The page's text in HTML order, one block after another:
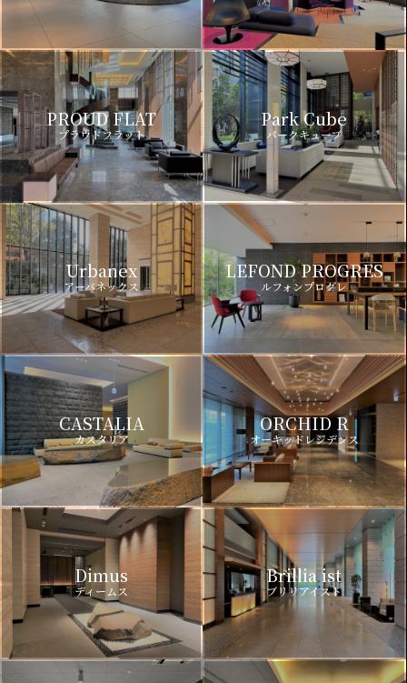
PROUD FLAT
プラウドフラット
Park Cube
パークキューブ
Urbanex
アーバネックス
LEFOND PROGRES
ルフォンプログレ
CASTALIA
カスタリア
ORCHID R
オーキッドレジデンス
Dimus
ディームス
Brillia ist
ブリリアイスト